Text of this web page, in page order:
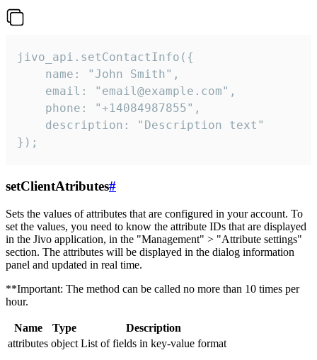
jivo_api.setContactInfo({
    name: "John Smith",
    email: "email@example.com",
    phone: "+14084987855",
    description: "Description text"
});
setClientAtributes#
Sets the values ​​of attributes that are configured in your account. To
set the values, you need to know the attribute IDs that are displayed
in the Jivo application, in the "Management" > "Attribute settings"
section. The attributes will be displayed in the dialog information
panel and updated in real time.
**Important: The method can be called no more than 10 times per
hour.
Name Type
Description
attributes object List of fields in key-value format